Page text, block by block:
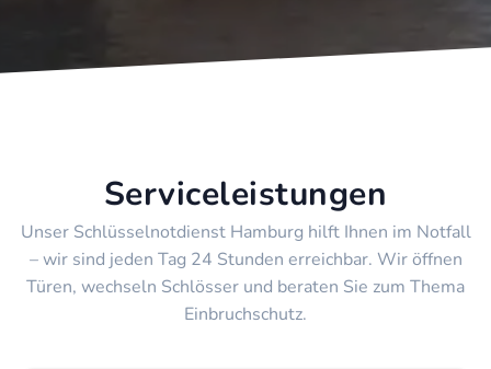
Serviceleistungen
Unser Schlüsselnotdienst Hamburg hilft Ihnen im Notfall
– wir sind jeden Tag 24 Stunden erreichbar. Wir öffnen
Türen, wechseln Schlösser und beraten Sie zum Thema
Einbruchschutz.